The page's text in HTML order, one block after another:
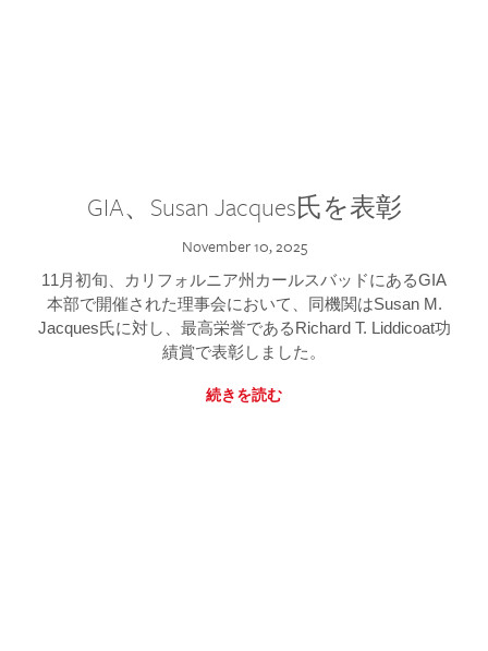
GIA、Susan Jacques氏を表彰
November 10, 2025
11月初旬、カリフォルニア州カールスバッドにあるGIA
本部で開催された理事会において、同機関はSusan M.
Jacques氏に対し、最高栄誉であるRichard T. Liddicoat功
績賞で表彰しました。
続きを読む